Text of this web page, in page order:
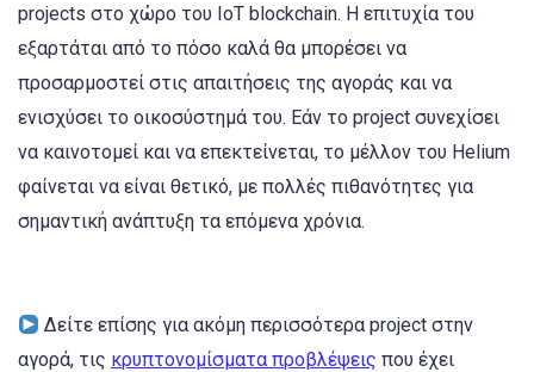
projects στο χώρο του IoT blockchain. Η επιτυχία του
εξαρτάται από το πόσο καλά θα μπορέσει να
προσαρμοστεί στις απαιτήσεις της αγοράς και να
ενισχύσει το οικοσύστημά του. Εάν το project συνεχίσει
να καινοτομεί και να επεκτείνεται, το μέλλον του Helium
φαίνεται να είναι θετικό, με πολλές πιθανότητες για
σημαντική ανάπτυξη τα επόμενα χρόνια.
Δείτε επίσης για ακόμη περισσότερα project στην
αγορά, τις κρυπτονομίσματα προβλέψεις που έχει